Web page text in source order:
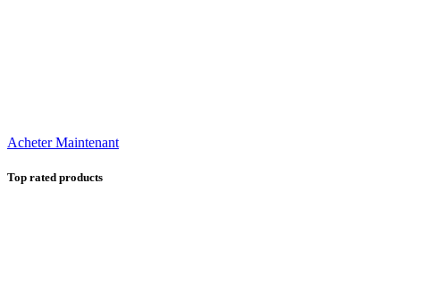
Acheter Maintenant
Top rated products